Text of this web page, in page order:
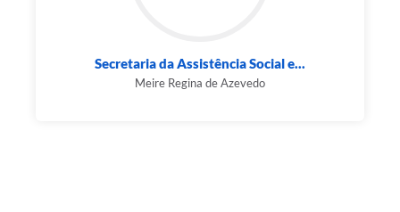
Secretaria da Assistência Social e...
Meire Regina de Azevedo